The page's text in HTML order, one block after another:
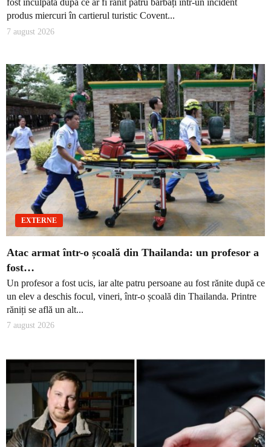
fost inculpată după ce ar fi rănit patru bărbați într-un incident
produs miercuri în cartierul turistic Covent...
7 august 2026
EXTERNE
Atac armat într-o școală din Thailanda: un profesor a
fost…
Un profesor a fost ucis, iar alte patru persoane au fost rănite după ce
un elev a deschis focul, vineri, într-o școală din Thailanda. Printre
răniți se află un alt...
7 august 2026